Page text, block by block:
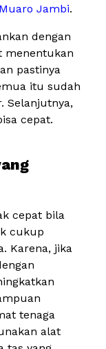
Muaro Jambi.
dengan
menentukan
pastinya
itu sudah
Selanjutnya,
cepat.
cepat bila
cukup
Karena, jika
tenaga
alat